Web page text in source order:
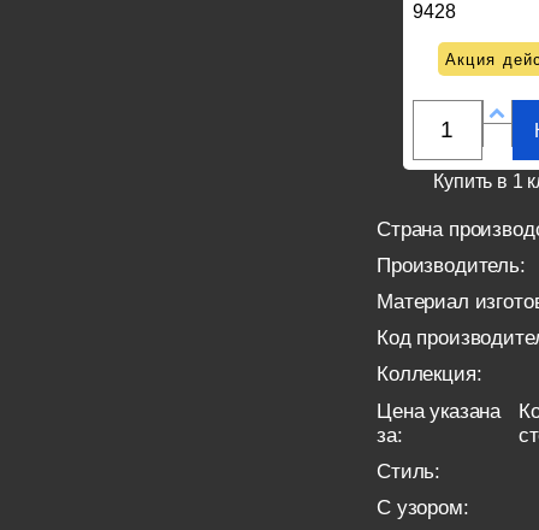
9428
Акция
Купить в 1
Страна
Производитель:
Материал
Код
Коллекция:
Цена указана
за:
Стиль:
С узором: